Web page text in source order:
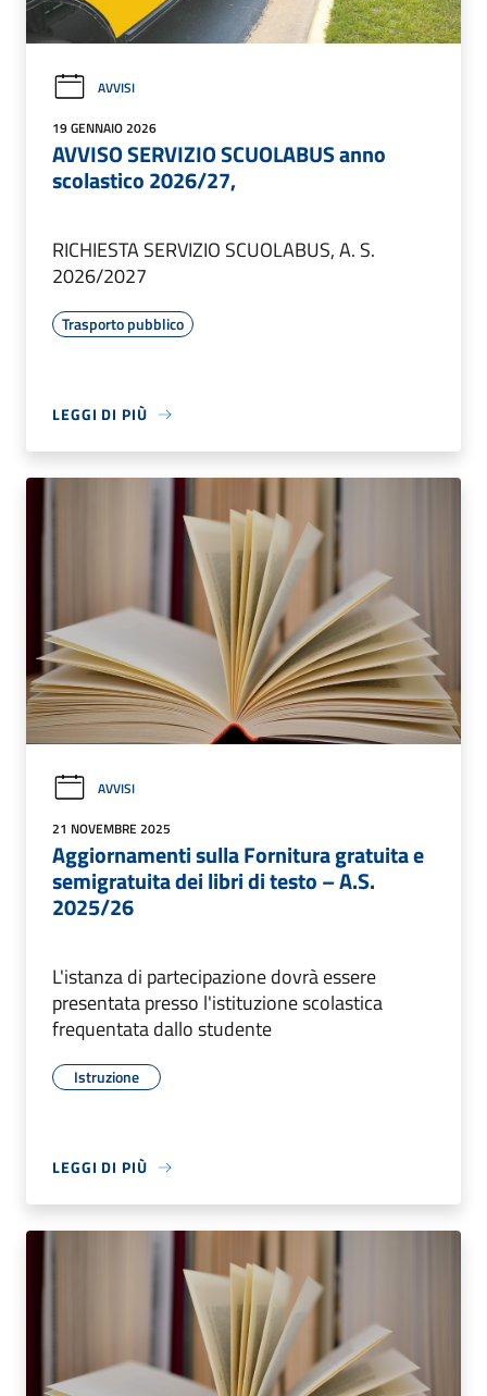
AVVISI
19 GENNAIO 2026
AVVISO SERVIZIO SCUOLABUS anno
scolastico 2026/27,
RICHIESTA SERVIZIO SCUOLABUS, A. S.
2026/2027
Trasporto pubblico
LEGGI DI PIÙ
AVVISI
21 NOVEMBRE 2025
Aggiornamenti sulla Fornitura gratuita e
semigratuita dei libri di testo – A.S.
2025/26
L'istanza di partecipazione dovrà essere
presentata presso l'istituzione scolastica
frequentata dallo studente
Istruzione
LEGGI DI PIÙ